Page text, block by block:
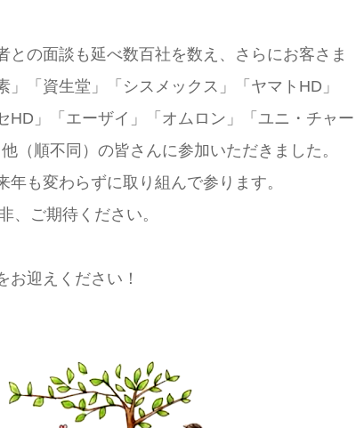
との面談も延べ数百社を数え、さらにお客さま
」「資生堂」「シスメックス」「ヤマトHD」
HD」「エーザイ」「オムロン」「ユニ・チャー
（順不同）の皆さんに参加いただきました。
年も変わらずに取り組んで参ります。
、ご期待ください。
お迎えください！